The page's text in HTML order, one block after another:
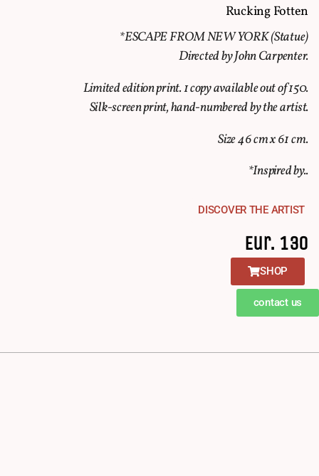
Rucking Fotten
*ESCAPE FROM NEW YORK (Statue)
Directed by John Carpenter.
Limited edition print. 1 copy available out of 150.
Silk-screen print, hand-numbered by the artist.
Size 46 cm x 61 cm.
*Inspired by..
DISCOVER THE ARTIST
Eur. 130
SHOP
contact us